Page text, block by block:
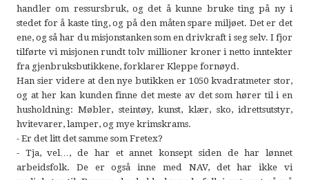
handler om ressursbruk, og det å kunne bruke ting på ny i
stedet for å kaste ting, og på den måten spare miljøet. Det er det
ene, og så har du misjonstanken som en drivkraft i seg selv. I fjor
tilførte vi misjonen rundt tolv millioner kroner i netto inntekter
fra gjenbruksbutikkene, forklarer Kleppe fornøyd.
Han sier videre at den nye butikken er 1050 kvadratmeter stor,
og at her kan kunden finne det meste av det som hører til i en
husholdning: Møbler, steintøy, kunst, klær, sko, idrettsutstyr,
hvitevarer, lamper, og mye krimskrams.
- Er det litt det samme som Fretex?
- Tja, vel…, de har et annet konsept siden de har lønnet
arbeidsfolk. De er også inne med NAV, det har ikke vi